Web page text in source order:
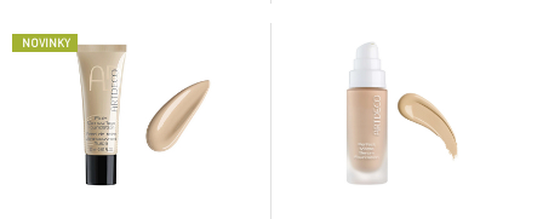
výsledok bez efektu masky.
Jeho hodvábna, priedušná
tekutá textúra sa ľahko
nanáša a poskytuje stredné
krytie, ktoré pomáha vyrovnať
drobné nedok
podtónom sa dokonale
prispôsobí pleti a pomáha
vytvoriť rovnomerný,
prirodzený tón bez pocitu
zaťaženia. Hydratačné zloženie
s výťažkom z opun
NOVINKY